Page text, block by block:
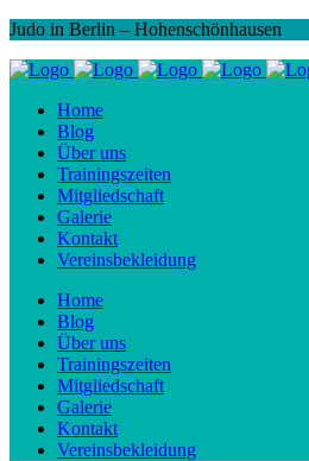
Judo in Berlin – Hohenschönhausen
Home
Blog
Über uns
Trainingszeiten
Mitgliedschaft
Galerie
Kontakt
Vereinsbekleidung
Home
Blog
Über uns
Trainingszeiten
Mitgliedschaft
Galerie
Kontakt
Vereinsbekleidung